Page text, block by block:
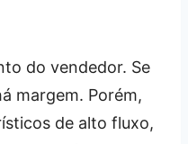
do vendedor. Se
margem. Porém,
de alto fluxo,